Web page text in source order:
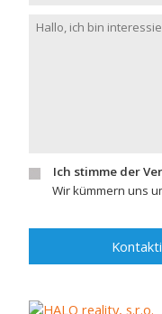
Ich stimme der
Wir kümmern uns